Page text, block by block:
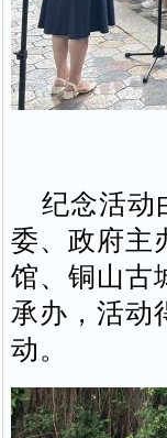
纪念活动
委、政府主
馆、铜山古
承办，活动
动。